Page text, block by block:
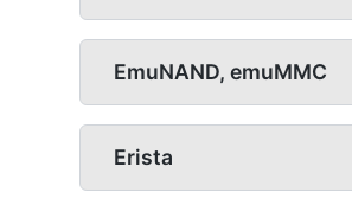
EmuNAND, emuMMC
Erista